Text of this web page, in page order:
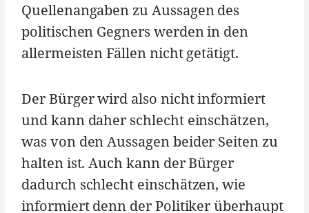
Quellenangaben zu Aussagen des
politischen Gegners werden in den
allermeisten Fällen nicht getätigt.
Der Bürger wird also nicht informiert
und kann daher schlecht einschätzen,
was von den Aussagen beider Seiten zu
halten ist. Auch kann der Bürger
dadurch schlecht einschätzen, wie
informiert denn der Politiker überhaupt